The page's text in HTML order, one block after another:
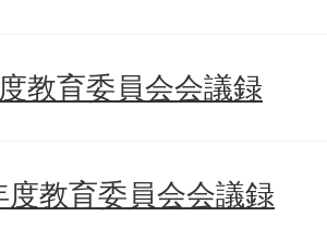
教育委員会会議録
度教育委員会会議録